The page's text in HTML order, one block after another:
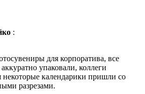
:
для корпоратива, все
упаковали, коллеги
некоторые календарики пришли со
разрезами.